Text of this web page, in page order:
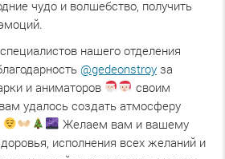
чудо и волшебство, получить
нашего отделения
@gedeonstroyза
и аниматоров
своим
удалось создать атмосферу
Желаем вам и вашему
исполнения всех желаний и